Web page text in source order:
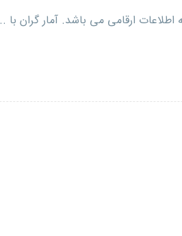
اطلاعات ارقامی می باشد. آمار گران با